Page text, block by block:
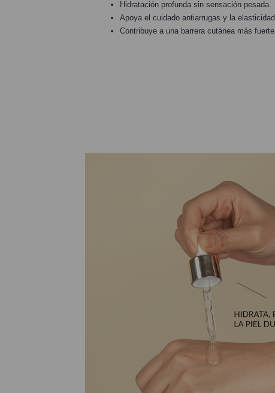
Hidratación profunda sin sensación pesada.
Apoya el cuidado antiarrugas y la elasticidad.
Contribuye a una barrera cutánea más fuerte.